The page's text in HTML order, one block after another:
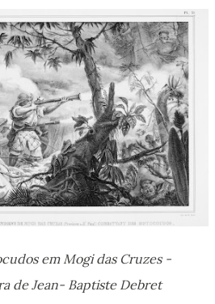
de Jean- Baptiste Debret